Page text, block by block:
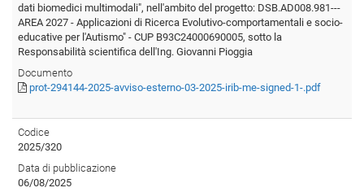
dati biomedici multimodali", nell'ambito del progetto: DSB.AD008.981---
AREA 2027 - Applicazioni di Ricerca Evolutivo-comportamentali e socio-
educative per l'Autismo" - CUP B93C24000690005, sotto la
Responsabilità scientifica dell'Ing. Giovanni Pioggia
Documento
prot-294144-2025-avviso-esterno-03-2025-irib-me-signed-1-.pdf
Codice
2025/320
Data di pubblicazione
06/08/2025